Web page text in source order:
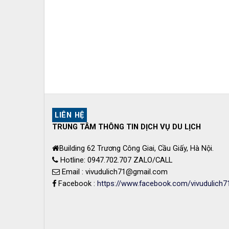
LIÊN HỆ
TRUNG TÂM THÔNG TIN DỊCH VỤ DU LỊCH
Building 62 Trương Công Giai, Cầu Giấy, Hà Nội.
Hotline: 0947.702.707 ZALO/CALL
Email : vivudulich71@gmail.com
Facebook : https://www.facebook.com/vivudulich71